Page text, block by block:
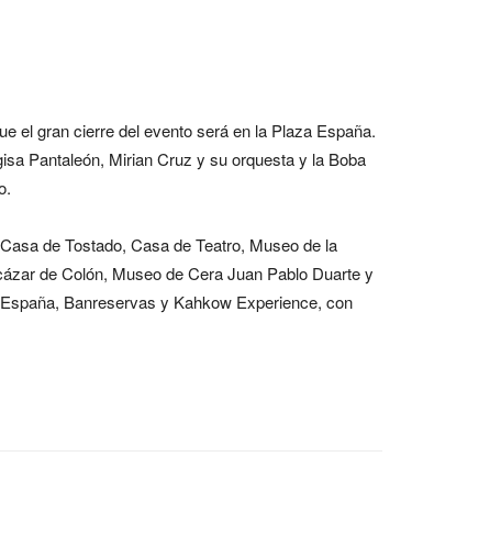
el gran cierre del evento será en la Plaza España.
Pantaleón, Mirian Cruz y su orquesta y la Boba
de Tostado, Casa de Teatro, Museo de la
de Colón, Museo de Cera Juan Pablo Duarte y
Banreservas y Kahkow Experience, con